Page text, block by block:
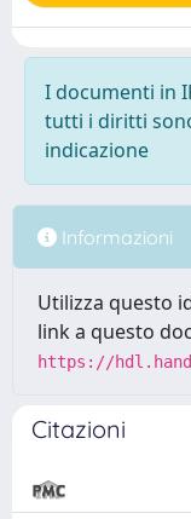
I documenti in
tutti i diritti
indicazione
Informazioni
Utilizza questo
link a questo
https://
Citazioni